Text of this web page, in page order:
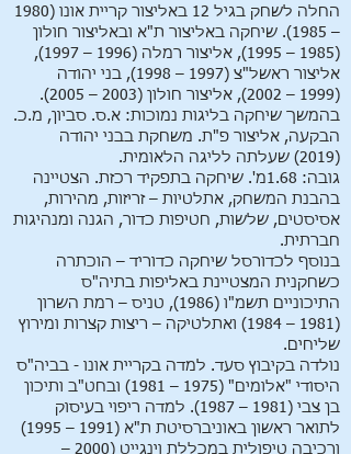
החלה לשחק בגיל 12 באליצור קריית אונו (1980
– 1985). שיחקה באליצור ת"א ובאליצור חולון
(1985 – 1995), אליצור רמלה (1996 – 1997),
אליצור ראשל"צ (1997 – 1998), בני יהודה
(1999 – 2002), אליצור חולון (2003 – 2005).
בהמשך שיחקה בליגות נמוכות: א.ס. סביון, מ.כ.
הבקעה, אליצור פ"ת. משחקת בבני יהודה
(2019) שעלתה לליגה הלאומית.
גובה: 1.68מ'. שיחקה בתפקיד רכזת. הצטיינה
בהבנת המשחק, אתלטיות – זריזות, מהירות,
אסיסטים, שלשות, חטיפות כדור, הגנה ומנהיגות
חברתית.
בנוסף לכדורסל שיחקה כדוריד – הוכתרה
כשחקנית המצטיינת באליפות בתיה"ס
התיכוניים תשמ"ו (1986), טניס – רמת השרון
(1981 – 1984) ואתלטיקה – ריצות קצרות ומירוץ
שליחים.
נולדה בקיבוץ סעד. למדה בקריית אונו - בביה"ס
היסודי "אלומים" (1975 – 1981) ובחט"ב ותיכון
בן צבי (1981 – 1987). למדה ריפוי בעיסוק
לתואר ראשון באוניברסיטת ת"א (1991 – 1995)
ורכיבה טיפולית במכללת וינגייט (2000 –